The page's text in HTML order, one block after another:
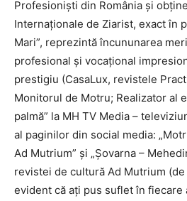
Profesioniști din România și
Internaționale de Ziarist, exact în
Mari”, reprezintă încununarea
profesional și vocațional
prestigiu (CasaLux, revistele
Monitorul de Motru; Realizator al
palmă” la MH TV Media –
al paginilor din social media:
Ad Mutrium” și „Șovarna –
revistei de cultură Ad Mutrium (de
evident că ați pus suflet în fiecare